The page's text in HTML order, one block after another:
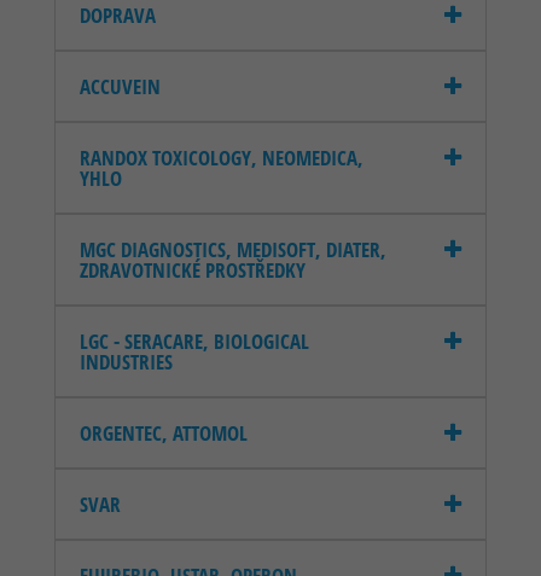
DOPRAVA
ACCUVEIN
RANDOX TOXICOLOGY, NEOMEDICA,
YHLO
MGC DIAGNOSTICS, MEDISOFT, DIATER,
ZDRAVOTNICKÉ PROSTŘEDKY
LGC - SERACARE, BIOLOGICAL
INDUSTRIES
ORGENTEC, ATTOMOL
SVAR